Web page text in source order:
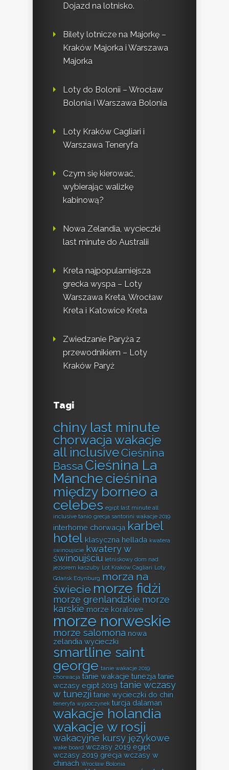
Dojazd na lotnisko.
Bilety lotnicze na Majorkę –
Kraków Majorka i Warszawa
Majorka
Loty do Bolonii – Wrocław
Bolonia i Warszawa Bolonia
Loty Kraków Cagliari i
Warszawa Teneryfa
Czym się kierować,
wybierając walizkę
kabinową?
Nowa Zelandia, wycieczki
last minute do Australii
Kreta najpopularniejsza
grecka wyspa – Loty
Warszawa Kreta, Wrocław
Kreta i Katowice Kreta
Zwiedzanie Paryża z
przewodnikiem – Loty
Kraków Paryż
Tagi
chiny last minute
chorwacja wakacje
all inclusiveCieśnina
Bassa Cieśnina La
Manchecieśnina
między borneo a
celebes egipt last minute all
inclusive tanio grecja santorini wakacje 2019
interhome chorwacja karbel
hotel klasyczna hellada kwatera
świnoujście kwatery w
świnoujściu letniskowy dom nad
jeziorem kaszuby Lot Kraków Cagliari Loty
Gdańsk Edynburg morza na
świecie morze fidżi
morze grenlandzkie morze
karskie morze koralowe
morze norweskie
morze salomona nowa
zelandia wycieczki
smartline saint
george tanie wakacje 2019
chorwacja tanie wakacje tunezja tanie
wczasy egipt 2019 tanie wczasy
w tunezji tanie wycieczki do chin
teneryfa wypoczynek turcja dalaman
wakacje holandia
wakacje w rosji
wakacyjne kursy językowe
wake board wczasy 2019 egipt
wczasy 2019 grecja wczasy w
chinach Wrocław Bolonia